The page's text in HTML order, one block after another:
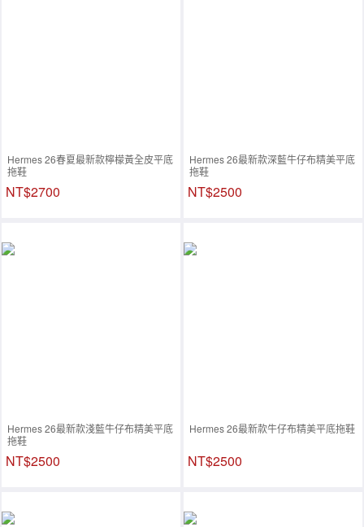
Hermes 26春夏最新款檸檬黃全皮平底
拖鞋
NT$2700
Hermes 26最新款深藍牛仔布精美平底
拖鞋
NT$2500
Hermes 26最新款淺藍牛仔布精美平底
拖鞋
NT$2500
Hermes 26最新款牛仔布精美平底拖鞋
NT$2500